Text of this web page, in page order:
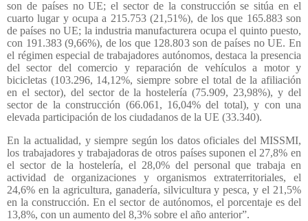
son de países no UE; el sector de la construcción se sitúa en el
cuarto lugar y ocupa a 215.753 (21,51%), de los que 165.883 son
de países no UE; la industria manufacturera ocupa el quinto puesto,
con 191.383 (9,66%), de los que 128.803 son de países no UE. En
el régimen especial de trabajadores autónomos, destaca la presencia
del sector del comercio y reparación de vehículos a motor y
bicicletas (103.296, 14,12%, siempre sobre el total de la afiliación
en el sector), del sector de la hostelería (75.909, 23,98%), y del
sector de la construcción (66.061, 16,04% del total), y con una
elevada participación de los ciudadanos de la UE (33.340).
En la actualidad, y siempre según los datos oficiales del MISSMI,
los trabajadores y trabajadoras de otros países suponen el 27,8% en
el sector de la hostelería, el 28,0% del personal que trabaja en
actividad de organizaciones y organismos extraterritoriales, el
24,6% en la agricultura, ganadería, silvicultura y pesca, y el 21,5%
en la construcción. En el sector de autónomos, el porcentaje es del
13,8%, con un aumento del 8,3% sobre el año anterior”.